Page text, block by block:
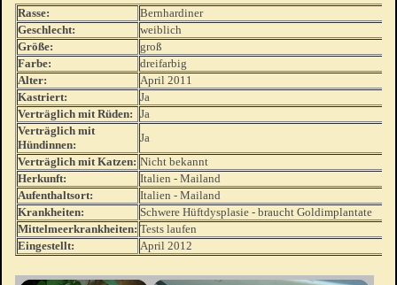
Rasse:
Bernhardiner
Geschlecht:
weiblich
Größe:
groß
Farbe:
dreifarbig
Alter:
April 2011
Kastriert:
Ja
Verträglich mit Rüden: Ja
Verträglich mit
Hündinnen:
Ja
Verträglich mit Katzen: Nicht bekannt
Herkunft:
Italien - Mailand
Aufenthaltsort:
Italien - Mailand
Krankheiten:
Schwere Hüftdysplasie - braucht Goldimplantate
Mittelmeerkrankheiten: Tests laufen
Eingestellt:
April 2012